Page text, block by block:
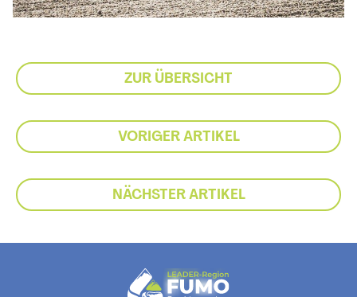
ZUR ÜBERSICHT
VORIGER ARTIKEL
NÄCHSTER ARTIKEL